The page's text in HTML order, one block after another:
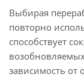
Выбирая
повторно
способствует
зависимость от